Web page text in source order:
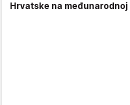
Hrvatske na međunarodnoj